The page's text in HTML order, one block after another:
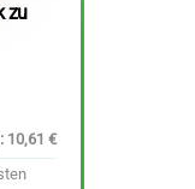
zu
10,61 €